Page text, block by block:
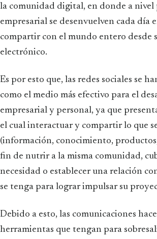
la comunidad digital, en donde a nivel
empresarial se desenvuelven cada día
compartir con el mundo entero desde
electrónico.
Es por esto que, las redes sociales se
como el medio más efectivo para el
empresarial y personal, ya que
el cual interactuar y compartir lo que
(información, conocimiento,
fin de nutrir a la misma comunidad,
necesidad o establecer una relación
se tenga para lograr impulsar su
Debido a esto, las comunicaciones
herramientas que tengan para